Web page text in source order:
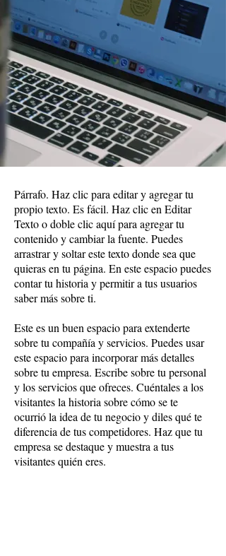
Párrafo. Haz clic para editar y agregar tu
propio texto. Es fácil. Haz clic en Editar
Texto o doble clic aquí para agregar tu
contenido y cambiar la fuente. Puedes
arrastrar y soltar este texto donde sea que
quieras en tu página. En este espacio puedes
contar tu historia y permitir a tus usuarios
saber más sobre ti.
Este es un buen espacio para extenderte
sobre tu compañía y servicios. Puedes usar
este espacio para incorporar más detalles
sobre tu empresa. Escribe sobre tu personal
y los servicios que ofreces. Cuéntales a los
visitantes la historia sobre cómo se te
ocurrió la idea de tu negocio y diles qué te
diferencia de tus competidores. Haz que tu
empresa se destaque y muestra a tus
visitantes quién eres.